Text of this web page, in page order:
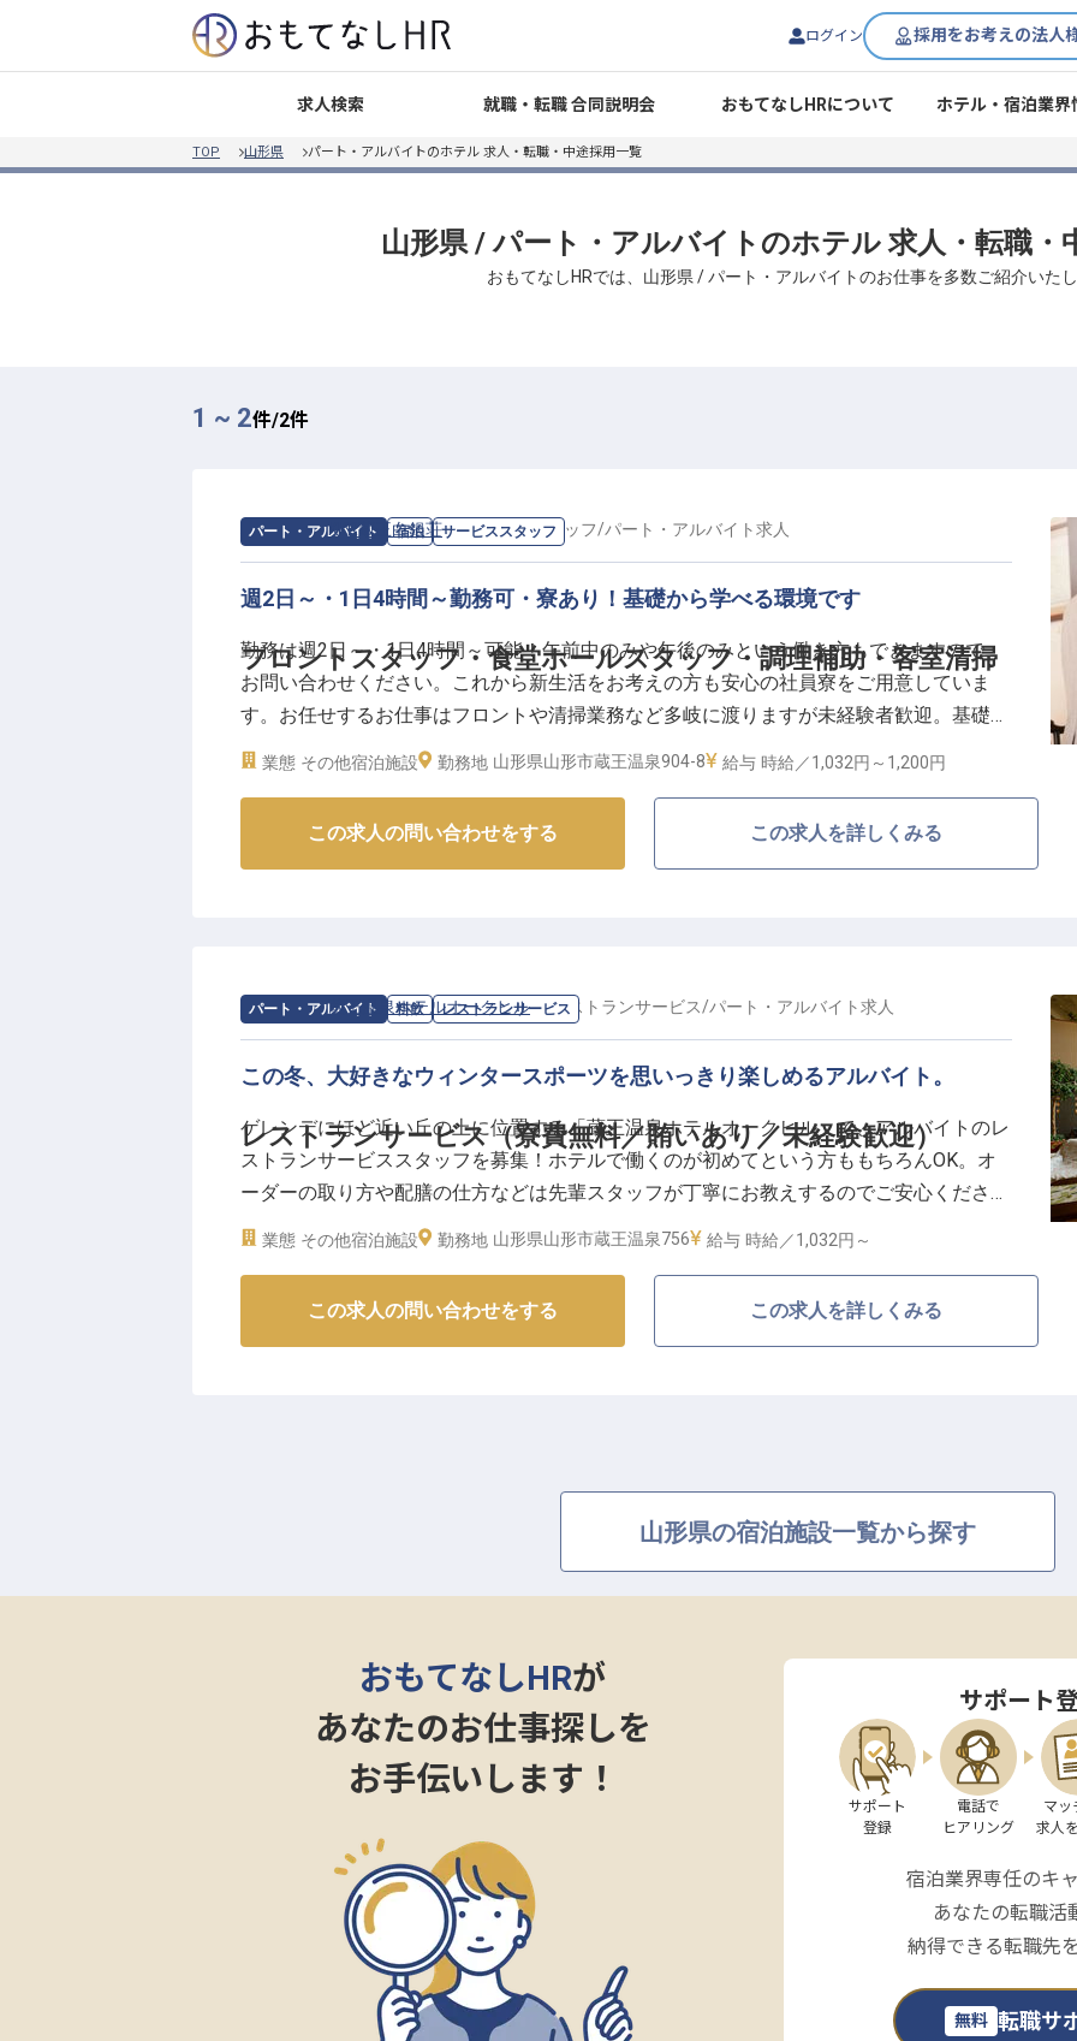
ログイン 採用をお考えの法人
求人検索 就職・転職 合同説明会 おもてなしHRについて ホテル・宿泊業界
TOP 山形県 パート・アルバイトのホテル 求人・転職・中途採用一覧
山形県 / パート・アルバイトのホテル 求人・転職・
おもてなしHRでは、山形県 / パート・アルバイトのお仕事を多数ご紹介いた
1 ~ 2件/2件
パート・アルバイト 宿泊 サービススタッフ
フロントスタッフ・食堂ホールスタッフ・調理補助・客室清掃
求人情報：KKR蔵王白銀荘のサービススタッフ/パート・アルバイト求人
週2日～・1日4時間～勤務可・寮あり！基礎から学べる環境です
勤務は週2日～・1日4時間～可能！午前中のみや午後のみという働き方もできますので、
お問い合わせください。これから新生活をお考えの方も安心の社員寮をご用意していま
す。お任せするお仕事はフロントや清掃業務など多岐に渡りますが未経験者歓迎。基礎か
ら接客を始めとした様々なスキルが身につく環境です。蔵王温泉のある「KKR蔵王白銀
荘」にて、お客様の思い出に残る仕事をしてみませんか？ご応募お待ちしています。※こ
業態 その他宿泊施設 勤務地 山形県山形市蔵王温泉904-8 給与 時給／1,032円～ 1,200円
この求人の問い合わせをする この求人を詳しくみる
パート・アルバイト 料飲 レストランサービス
レストランサービス（寮費無料／賄いあり／未経験歓迎）
求人情報：蔵王温泉ホテルオークヒルのレストランサービス/パート・アルバイト求人
この冬、大好きなウィンタースポーツを思いっきり楽しめるアルバイト。
ゲレンデにほど近い丘の上に位置する「蔵王温泉ホテルオークヒル」で、アルバイトのレ
ストランサービススタッフを募集！ホテルで働くのが初めてという方ももちろんOK。オ
ーダーの取り方や配膳の仕方などは先輩スタッフが丁寧にお教えするのでご安心くださ
い。無料の社員寮あり、賄いつきで、お休みや休憩時間にはスキーやスノーボードを楽し
める充実環境です。Web面接も対応可能なので、ぜひ気軽にご応募ください！
【この企業・施設について】
江戸時代より続く老舗旅館、吉田屋旅館の姉子妹館として1989年にオープンした「蔵王
業態 その他宿泊施設 勤務地 山形県山形市蔵王温泉756 給与 時給／1,032円～
この求人の問い合わせをする この求人を詳しくみる
山形県の宿泊施設一覧から探す
おもてなしHRが
あなたのお仕事探しを
お手伝いします！
サポート
サポート
登録
電話で
ヒアリング
マッ
求人
宿泊業界専任のキ
あなたの転職活
納得できる転職先
無料 転職サ